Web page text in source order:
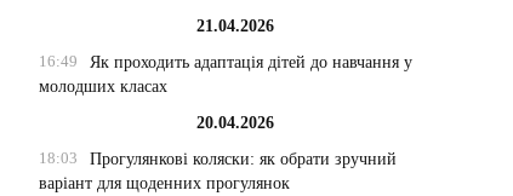
21.04.2026
16:49
Як проходить адаптація дітей до навчання у
молодших класах
20.04.2026
18:03
Прогулянкові коляски: як обрати зручний
варіант для щоденних прогулянок